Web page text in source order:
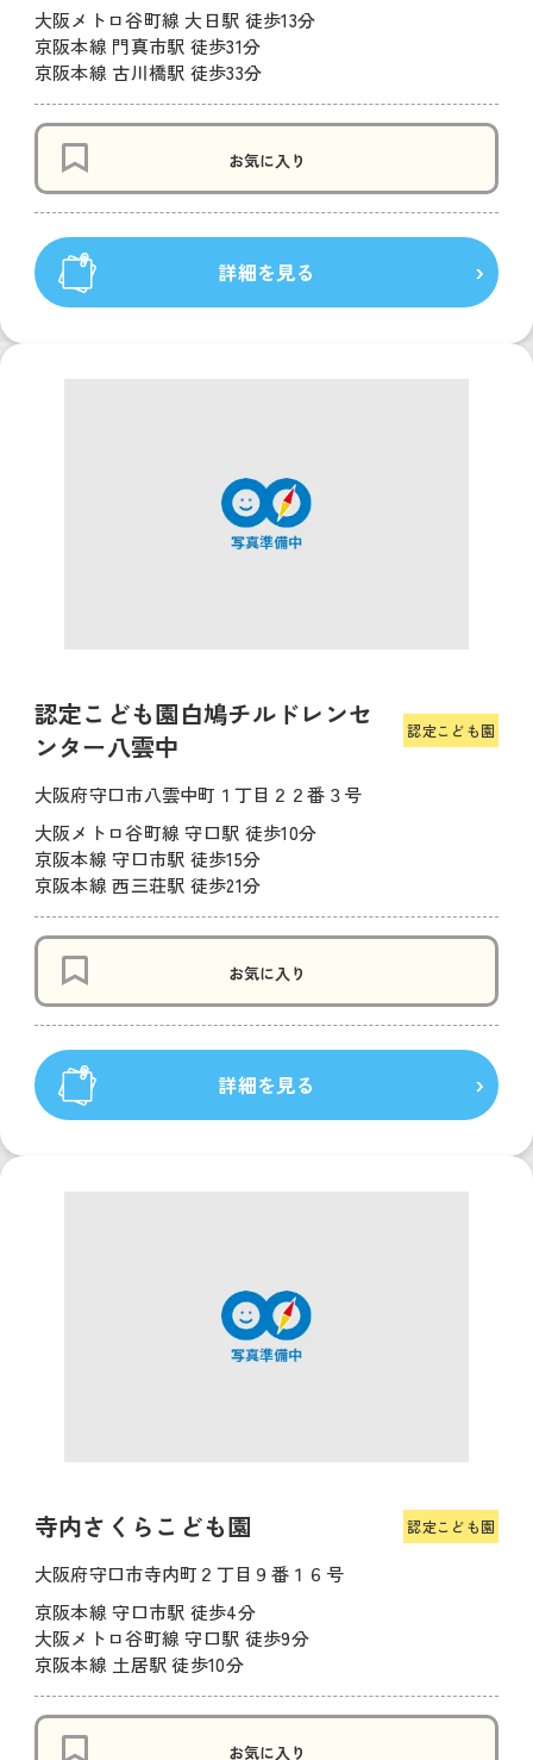
大阪メトロ谷町線 大日駅 徒歩13分
京阪本線 門真市駅 徒歩31分
京阪本線 古川橋駅 徒歩33分
お気に入り
詳細を見る
認定こども園白鳩チルドレンセ
ンター八雲中
認定こども園
大阪府守口市八雲中町１丁目２２番３号
大阪メトロ谷町線 守口駅 徒歩10分
京阪本線 守口市駅 徒歩15分
京阪本線 西三荘駅 徒歩21分
お気に入り
詳細を見る
寺内さくらこども園 認定こども園
大阪府守口市寺内町２丁目９番１６号
京阪本線 守口市駅 徒歩4分
大阪メトロ谷町線 守口駅 徒歩9分
京阪本線 土居駅 徒歩10分
お気に入り